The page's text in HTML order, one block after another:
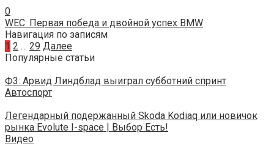
0
WEC: Первая победа и двойной успех BMW
Навигация по записям
1 2 … 29 Далее
Популярные статьи
Ф3: Арвид Линдблад выиграл субботний спринт
Автоспорт
Легендарный подержанный Skoda Kodiaq или новичок
рынка Evolute I-space | Выбор Есть!
Видео